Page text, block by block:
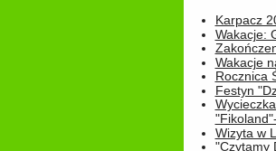
Karpacz
Wakacje:
Wakacje
Rocznica
Festyn
Wizyta w
"Czytamy